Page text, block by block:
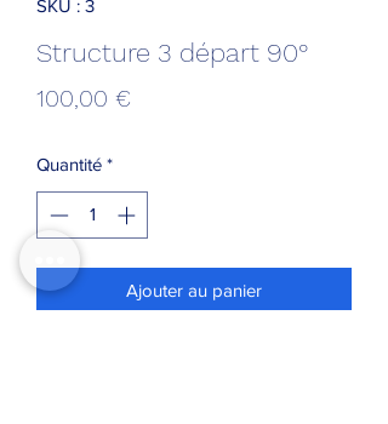
SKU : 3
Structure 3 départ 90°
100,00 €
Quantité *
Ajouter au panier